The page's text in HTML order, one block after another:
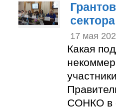
17 мая
Какая
СОНКО в